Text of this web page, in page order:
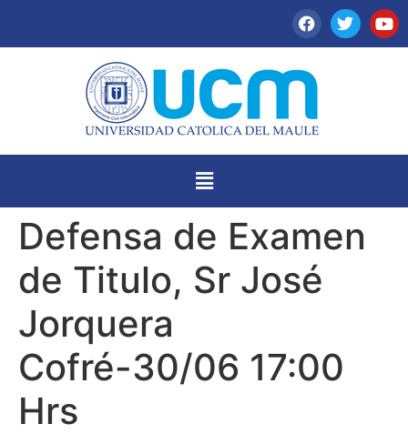
Defensa de Examen
de Titulo, Sr José
Jorquera
Cofré-30/06 17:00
Hrs